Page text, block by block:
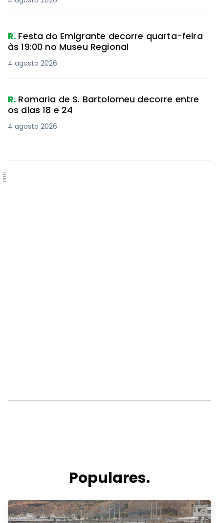
R. Festa do Emigrante decorre quarta-feira
às 19:00 no Museu Regional
4 agosto 2026
R. Romaria de S. Bartolomeu decorre entre
os dias 18 e 24
4 agosto 2026
PUB.
Populares.